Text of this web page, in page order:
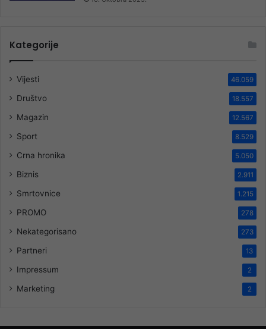
Kategorije
Vijesti 46.059
Društvo 18.557
Magazin 12.567
Sport 8.529
Crna hronika 5.050
Biznis 2.911
Smrtovnice 1.215
PROMO 278
Nekategorisano 273
Partneri 13
Impressum 2
Marketing 2